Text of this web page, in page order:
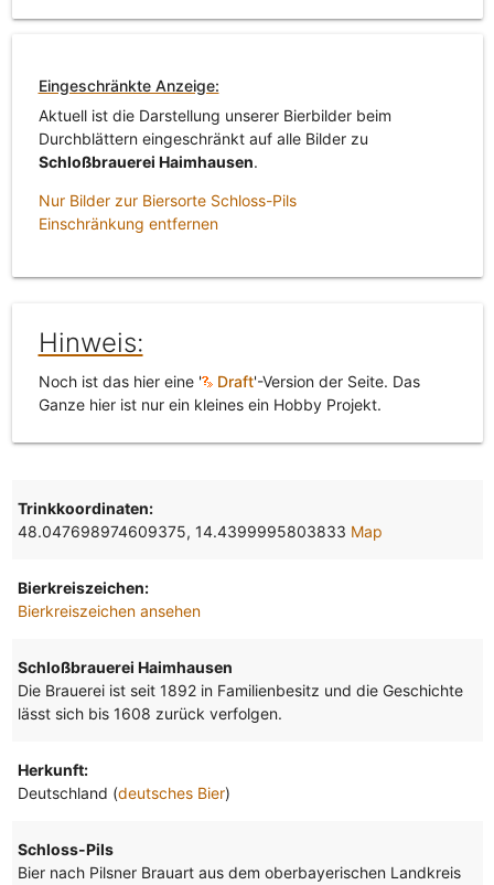
Eingeschränkte Anzeige:
Aktuell ist die Darstellung unserer Bierbilder beim
Durchblättern eingeschränkt auf alle Bilder zu
Schloßbrauerei Haimhausen.
Nur Bilder zur Biersorte Schloss-Pils
Einschränkung entfernen
Hinweis:
Noch ist das hier eine ' Draft'-Version der Seite. Das
Ganze hier ist nur ein kleines ein Hobby Projekt.
Trinkkoordinaten:
48.047698974609375, 14.4399995803833 Map
Bierkreiszeichen:
Bierkreiszeichen ansehen
Schloßbrauerei Haimhausen
Die Brauerei ist seit 1892 in Familienbesitz und die Geschichte
lässt sich bis 1608 zurück verfolgen.
Herkunft:
Deutschland (deutsches Bier)
Schloss-Pils
Bier nach Pilsner Brauart aus dem oberbayerischen Landkreis